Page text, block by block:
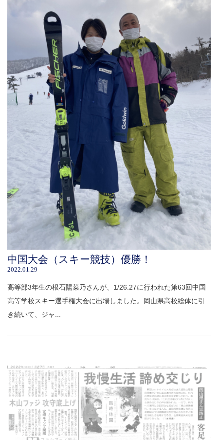
中国大会（スキー競技）優勝！
2022.01.29
高等部3年生の根石陽菜乃さんが、1/26.27に行われた第63回中国
高等学校スキー選手権大会に出場しました。岡山県高校総体に引
き続いて、ジャ...